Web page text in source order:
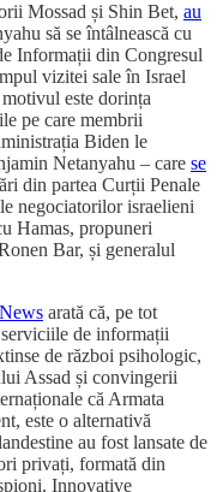
Mossad și Shin Bet, au
să se întâlnească cu
Informații din Congresul
vizitei sale în Israel
este dorința
pe care membrii
Biden le
Netanyahu – care se
din partea Curții Penale
negociatorilor israelieni
Hamas, propuneri
Bar, și generalul
arată că, pe tot
de informații
de război psihologic,
Assad și convingerii
că Armata
este o alternativă
au fost lansate de
privați, formată din
Innovative